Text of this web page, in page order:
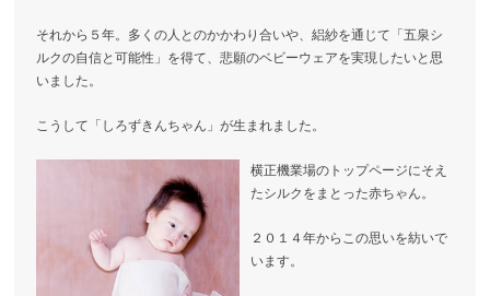
それから５年。多くの人とのかかわり合いや、絽紗を通じて「五泉シ
ルクの自信と可能性」を得て、悲願のベビーウェアを実現したいと思
いました。
こうして「しろずきんちゃん」が生まれました。
横正機業場のトップページにそえ
たシルクをまとった赤ちゃん。
２０１４年からこの思いを紡いで
います。